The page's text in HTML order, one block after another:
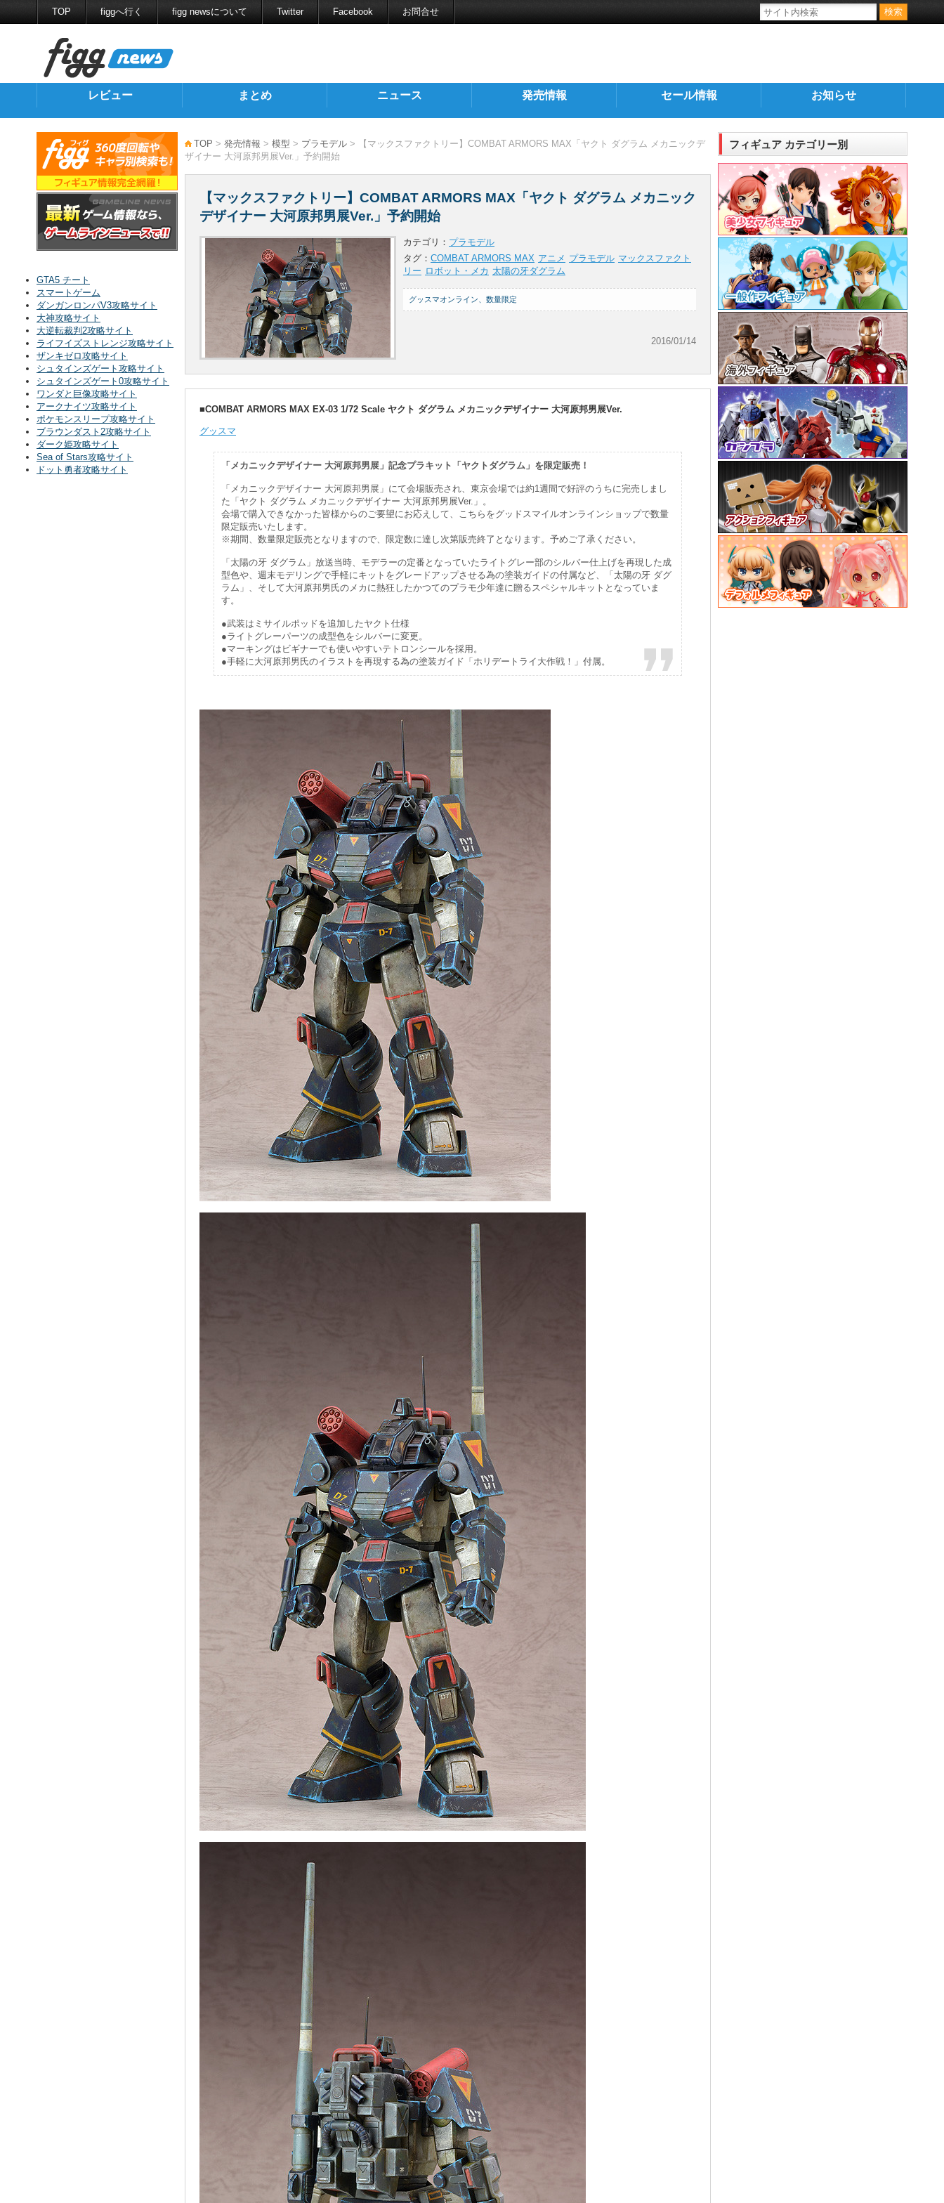
TOP figgへ行く figg newsについて Twitter Facebook お問合せ
レビュー まとめ ニュース 発売情報 セール情報 お知らせ
TOP > 発売情報 > 模型 > プラモデル > 【マックスファクトリー】COMBAT ARMORS MAX「ヤクト ダグラム メカニックデ
ザイナー 大河原邦男展Ver.」予約開始
【マックスファクトリー】COMBAT ARMORS MAX「ヤクト ダグラム メカニック
デザイナー 大河原邦男展Ver.」予約開始
カテゴリ： プラモデル
タグ： COMBAT ARMORS MAX アニメ プラモデル マックスファクト
リー ロボット・メカ 太陽の牙ダグラム
2016/01/14
グッスマオンライン、数量限定
■COMBAT ARMORS MAX EX-03 1/72 Scale ヤクト ダグラム メカニックデザイナー 大河原邦男展Ver.
グッスマ
「メカニックデザイナー 大河原邦男展」記念プラキット「ヤクトダグラム」を限定販売！
「メカニックデザイナー 大河原邦男展」にて会場販売され、東京会場では約1週間で好評のうちに完売しまし
た「ヤクト ダグラム メカニックデザイナー 大河原邦男展Ver.」。
会場で購入できなかった皆様からのご要望にお応えして、こちらをグッドスマイルオンラインショップで数量
限定販売いたします。
※期間、数量限定販売となりますので、限定数に達し次第販売終了となります。予めご了承ください。
「太陽の牙 ダグラム」放送当時、モデラーの定番となっていたライトグレー部のシルバー仕上げを再現した成
型色や、週末モデリングで手軽にキットをグレードアップさせる為の塗装ガイドの付属など、「太陽の牙 ダグ
ラム」、そして大河原邦男氏のメカに熱狂したかつてのプラモ少年達に贈るスペシャルキットとなっていま
す。
●武装はミサイルポッドを追加したヤクト仕様
●ライトグレーパーツの成型色をシルバーに変更。
●マーキングはビギナーでも使いやすいテトロンシールを採用。
●手軽に大河原邦男氏のイラストを再現する為の塗装ガイド「ホリデートライ大作戦！」付属。
GTA5 チート
スマートゲーム
ダンガンロンパV3攻略サイト
大神攻略サイト
大逆転裁判2攻略サイト
ライフイズストレンジ攻略サイト
ザンキゼロ攻略サイト
シュタインズゲート攻略サイト
シュタインズゲート0攻略サイト
ワンダと巨像攻略サイト
アークナイツ攻略サイト
ポケモンスリープ攻略サイト
ブラウンダスト2攻略サイト
ダーク姫攻略サイト
Sea of Stars攻略サイト
ドット勇者攻略サイト
フィギュア カテゴリー別